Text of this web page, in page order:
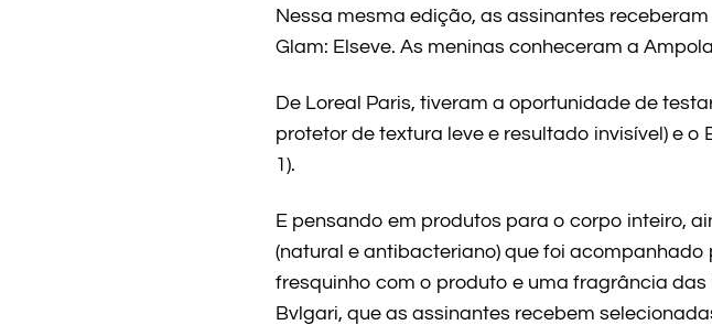
Nessa mesma edição, as assinantes
Glam: Elseve. As meninas conheceram a
De Loreal Paris, tiveram a oportunidade de
protetor de textura leve e resultado invisível) e o
1).
E pensando em produtos para o corpo inteiro,
(natural e antibacteriano) que foi
fresquinho com o produto e uma fragrância
Bvlgari, que as assinantes recebem